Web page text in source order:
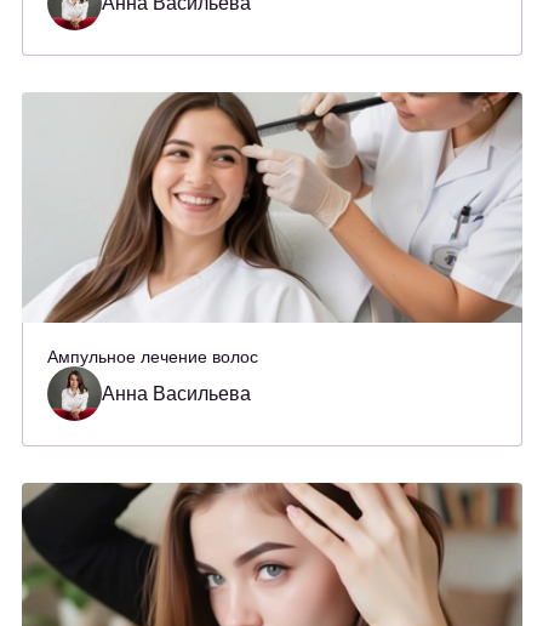
Ампульное лечение волос
Анна Васильева